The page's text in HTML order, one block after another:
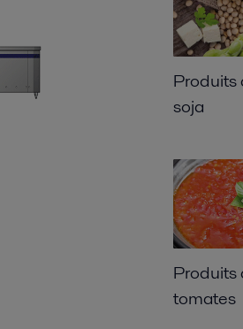
Produits
soja
Produits
tomates